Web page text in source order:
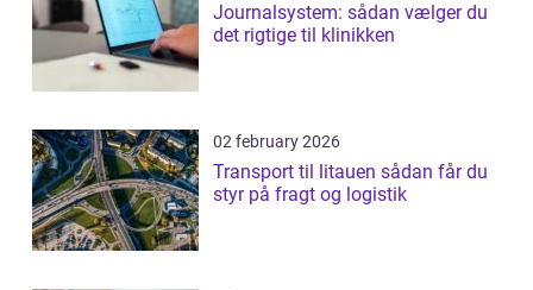
Journalsystem: sådan vælger du
det rigtige til klinikken
02 february 2026
Transport til litauen sådan får du
styr på fragt og logistik